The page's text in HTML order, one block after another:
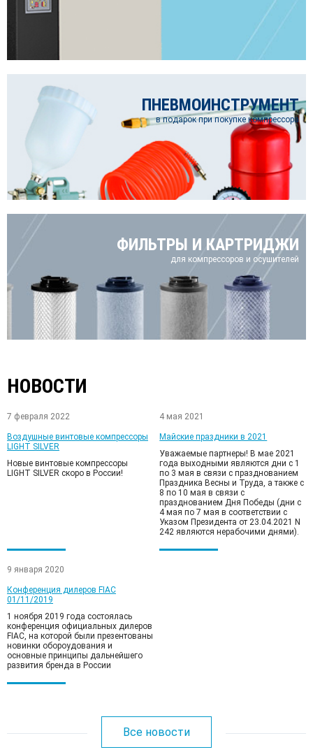
ПНЕВМОИНСТРУМЕНТ
в подарок при покупке компрессора
ФИЛЬТРЫ И КАРТРИДЖИ
для компрессоров и осушителей
НОВОСТИ
7 февраля 2022
Воздушные винтовые компрессоры
LIGHT SILVER
Новые винтовые компрессоры
LIGHT SILVER скоро в России!
4 мая 2021
Майские праздники в 2021
Уважаемые партнеры! В мае 2021
года выходными являются дни с 1
по 3 мая в связи с празднованием
Праздника Весны и Труда, а также с
8 по 10 мая в связи с
празднованием Дня Победы (дни с
4 мая по 7 мая в соответствии с
Указом Президента от 23.04.2021 N
242 являются нерабочими днями).
9 января 2020
Конференция дилеров FIAC
01/11/2019
1 ноября 2019 года состоялась
конференция официальных дилеров
FIAC, на которой были презентованы
новинки обороудования и
основные принципы дальнейшего
развития бренда в России
Все новости